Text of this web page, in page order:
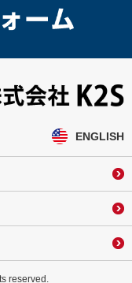
ENGLISH
reserved.